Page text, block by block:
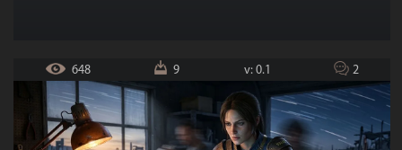
648 9 v: 0.1 2